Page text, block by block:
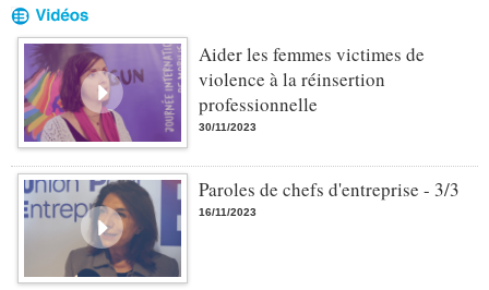
Aider les femmes victimes de
violence à la réinsertion
professionnelle
30/11/2023
Paroles de chefs d'entreprise - 3/3
16/11/2023